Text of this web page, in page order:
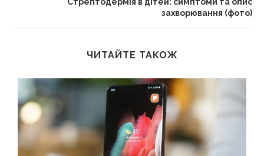
захворювання (фото)
ЧИТАЙТЕ ТАКОЖ